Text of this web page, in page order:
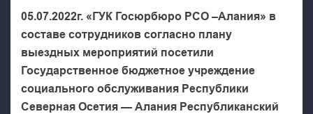
05.07.2022г. «ГУК Госюрбюро РСО –Алания» в
составе сотрудников согласно плану
выездных мероприятий посетили
Государственное бюджетное учреждение
социального обслуживания Республики
Северная Осетия — Алания Республиканский